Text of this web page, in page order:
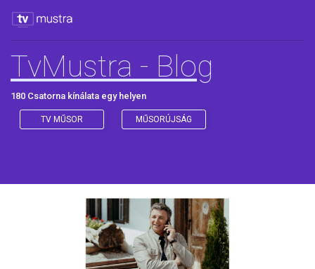
TvMustra - Blog
180 Csatorna kínálata egy helyen
TV MŰSOR MŰSORÚJSÁG